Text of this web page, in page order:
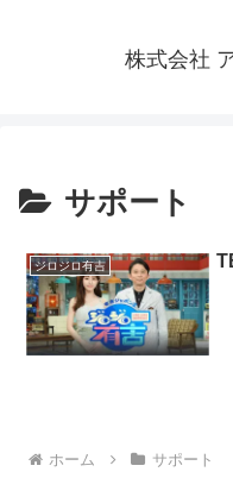
株式会社
サポート
ジロジロ有吉
ホーム サポート